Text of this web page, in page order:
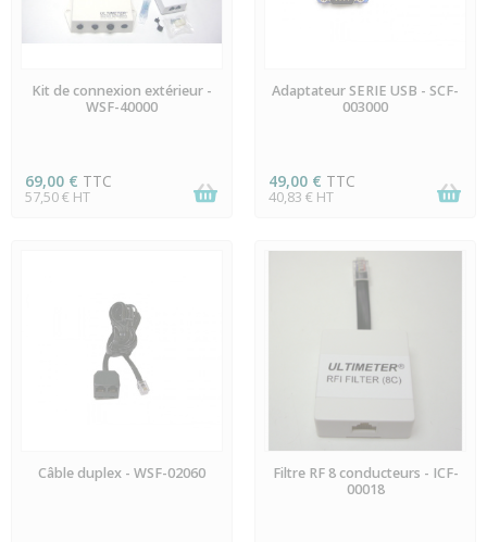
DERNIERS ARTICLES EN
STOCK
Kit de connexion extérieur -
WSF-40000
69,00 € TTC
57,50 € HT
EN STOCK
Adaptateur SERIE USB - SCF-
003000
49,00 € TTC
40,83 € HT
EN STOCK
Câble duplex - WSF-02060 EN STOCK
Filtre RF 8 conducteurs - ICF-
00018